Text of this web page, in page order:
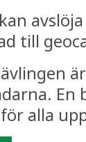
till
alla